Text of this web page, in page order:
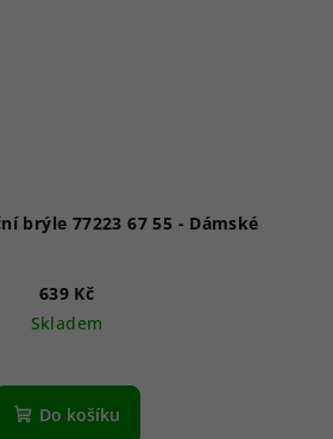
Comma sluneční brýle 77223 67 55 - Dámské
639 Kč
Skladem
Do košíku